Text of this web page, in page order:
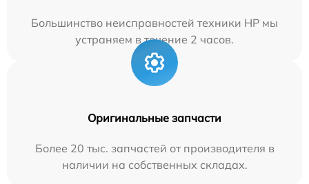
Большинство неисправностей техники HP мы
устраняем в течение 2 часов.
Оригинальные запчасти
Более 20 тыс. запчастей от производителя в
наличии на собственных складах.